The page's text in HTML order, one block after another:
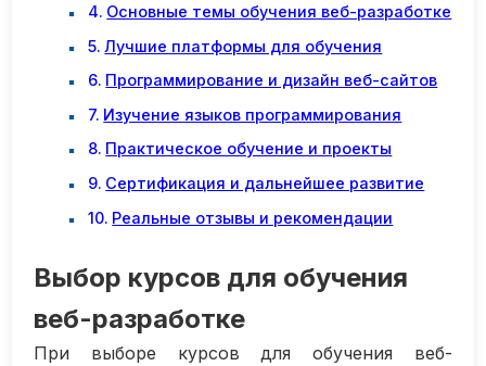
Основные темы обучения веб-разработке
Лучшие платформы для обучения
Программирование и дизайн веб-сайтов
Изучение языков программирования
Практическое обучение и проекты
Сертификация и дальнейшее развитие
Реальные отзывы и рекомендации
Выбор курсов для обучения
веб-разработке
При выборе курсов для обучения веб-